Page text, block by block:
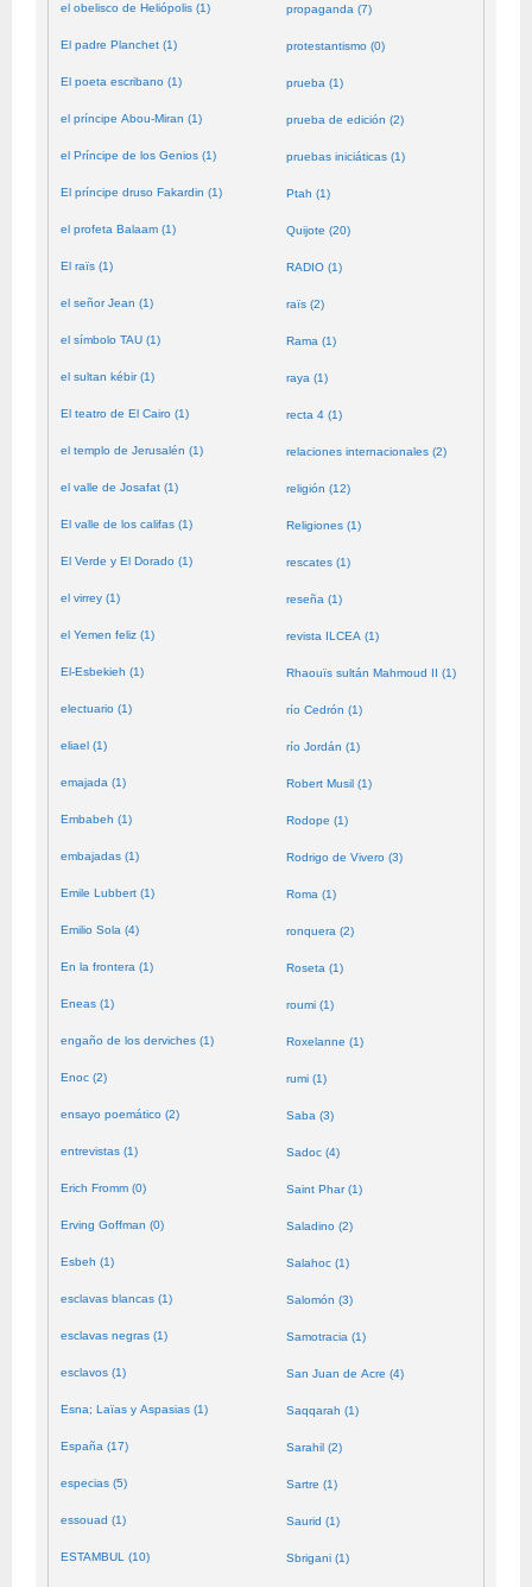
el obelisco de Heliópolis (1)
El padre Planchet (1)
El poeta escribano (1)
el príncipe Abou-Miran (1)
el Príncipe de los Genios (1)
El príncipe druso Fakardin (1)
el profeta Balaam (1)
El raïs (1)
el señor Jean (1)
el símbolo TAU (1)
el sultan kébir (1)
El teatro de El Cairo (1)
el templo de Jerusalén (1)
el valle de Josafat (1)
El valle de los califas (1)
El Verde y El Dorado (1)
el virrey (1)
el Yemen feliz (1)
El-Esbekieh (1)
electuario (1)
eliael (1)
emajada (1)
Embabeh (1)
embajadas (1)
Emile Lubbert (1)
Emilio Sola (4)
En la frontera (1)
Eneas (1)
engaño de los derviches (1)
Enoc (2)
ensayo poemático (2)
entrevistas (1)
Erich Fromm (0)
Erving Goffman (0)
Esbeh (1)
esclavas blancas (1)
esclavas negras (1)
esclavos (1)
Esna; Laïas y Aspasias (1)
España (17)
especias (5)
essouad (1)
ESTAMBUL (10)
propaganda (7)
protestantismo (0)
prueba (1)
prueba de edición (2)
pruebas iniciáticas (1)
Ptah (1)
Quijote (20)
RADIO (1)
raïs (2)
Rama (1)
raya (1)
recta 4 (1)
relaciones internacionales (2)
religión (12)
Religiones (1)
rescates (1)
reseña (1)
revista ILCEA (1)
Rhaouïs sultán Mahmoud II (1)
río Cedrón (1)
río Jordán (1)
Robert Musil (1)
Rodope (1)
Rodrigo de Vivero (3)
Roma (1)
ronquera (2)
Roseta (1)
roumi (1)
Roxelanne (1)
rumi (1)
Saba (3)
Sadoc (4)
Saint Phar (1)
Saladino (2)
Salahoc (1)
Salomón (3)
Samotracia (1)
San Juan de Acre (4)
Saqqarah (1)
Sarahil (2)
Sartre (1)
Saurid (1)
Sbrigani (1)